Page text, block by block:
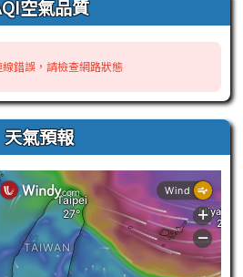
空氣品質
錯誤，請檢查網路狀態
天氣預報